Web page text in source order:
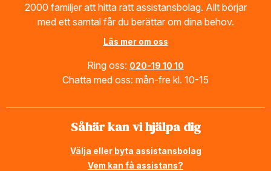
2000 familjer att hitta rätt assistansbolag. Allt börjar
med ett samtal får du berättar om dina behov.
Läs mer om oss
Ring oss: 020-19 10 10
Chatta med oss: mån-fre kl. 10-15
Såhär kan vi hjälpa dig
Välja eller byta assistansbolag
Vem kan få assistans?